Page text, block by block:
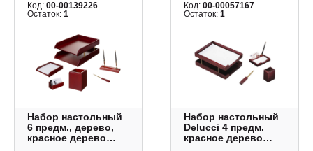
Код: 00-00139226
Остаток: 1
Набор настольный
6 предм., дерево,
красное дерево
Код:00-00057167
Остаток:1
Набор настольный
Delucci 4 предм.
красное дерево